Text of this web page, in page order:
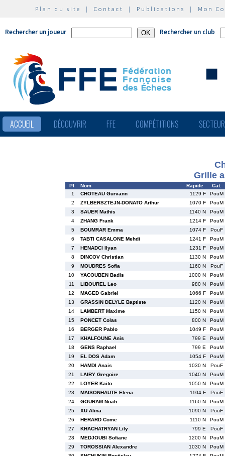
Plan du site | Contact | Publications | Mon
Rechercher un joueur Rechercher un club
ACCUEIL DÉCOUVRIR FFE COMPÉTITIONS
Grille
Pl Nom Rapide
Cat.
1
CHOTEAU Gurvann 1129 F
PouM
2
ZYLBERSZTEJN-DONATO Arthur 1070 F
PouM
3
SAUER Mathis 1140 N
PouM
4
ZHANG Frank 1214 F
PouM
5
BOUMRAR Emma 1074 F
PouF
6
TABTI CASALONE Mehdi 1241 F
PouM
7
HENADCI Ilyan 1231 F
PouM
8
DINCOV Christian 1130 N
PouM
9
MOUDRES Sofia 1160 N
PouF
10
YACOUBEN Badis 1000 N
PouM
11
LIBOUREL Leo 980 N
PouM
12
MAGED Gabriel 1066 F
PouM
13
GRASSIN DELYLE Baptiste 1120 N
PouM
14
LAMBERT Maxime 1150 N
PouM
15
PONCET Colas 800 N
PouM
16
BERGER Pablo 1049 F
PouM
17
KHALFOUNE Anis 799 E
PouM
18
GENS Raphael 799 E
PouM
19
EL DOS Adam 1054 F
PouM
20
HAMDI Anais 1030 N
PouF
21
LAIRY Gregoire 1040 N
PouM
22
LOYER Kaito 1050 N
PouM
23
MAISONHAUTE Elena 1104 F
PouF
24
GOURAM Noah 1160 N
PouM
25
XU Alina 1090 N
PouF
26
HERARD Come 1110 N
PouM
27
KHACHATRYAN Lily 799 E
PouF
28
MEDJOUBI Sofiane 1200 N
PouM
29
TOROSSIAN Alexandre 1030 N
PouM